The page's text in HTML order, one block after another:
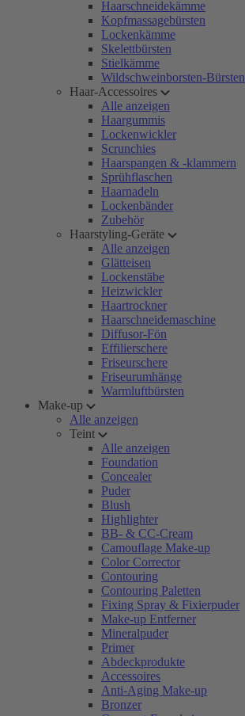
Haarschneidekämme
Kopfmassagebürsten
Lockenkämme
Skelettbürsten
Stielkämme
Wildschweinborsten-Bürsten
Haar-Accessoires
Alle anzeigen
Haargummis
Lockenwickler
Scrunchies
Haarspangen & -klammern
Sprühflaschen
Haarnadeln
Lockenbänder
Zubehör
Haarstyling-Geräte
Alle anzeigen
Glätteisen
Lockenstäbe
Heizwickler
Haartrockner
Haarschneidemaschine
Diffusor-Fön
Effilierschere
Friseurschere
Friseurumhänge
Warmluftbürsten
Make-up
Alle anzeigen
Teint
Alle anzeigen
Foundation
Concealer
Puder
Blush
Highlighter
BB- & CC-Cream
Camouflage Make-up
Color Corrector
Contouring
Contouring Paletten
Fixing Spray & Fixierpuder
Make-up Entferner
Mineralpuder
Primer
Abdeckprodukte
Accessoires
Anti-Aging Make-up
Bronzer